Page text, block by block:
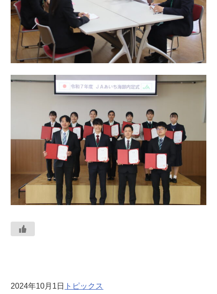
2024年10月1日 トピックス